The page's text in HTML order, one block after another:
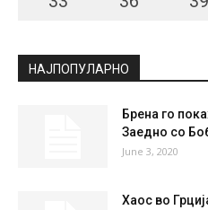
НАЈПОПУЛАРНО
Брена го
Заедно со
June 3, 2020
Хаос во